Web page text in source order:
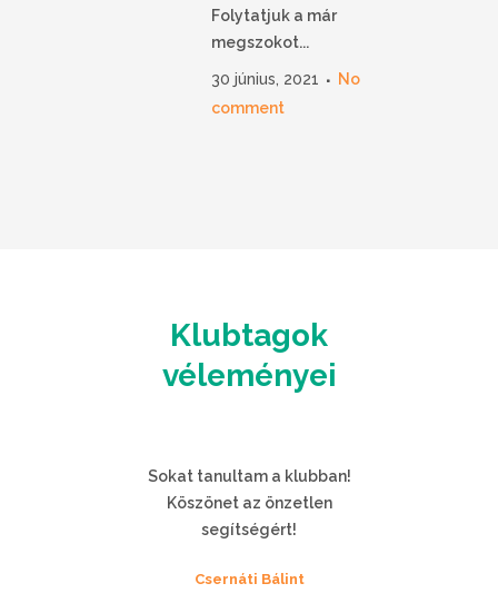
Folytatjuk a már
megszokot...
30 június, 2021
No
comment
Klubtagok
véleményei
Mindenképp tovább kell
csinálni! MERT JÓ! 🙂